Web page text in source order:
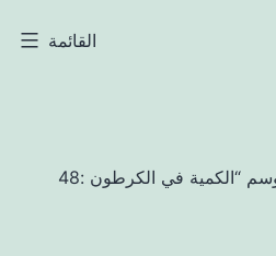
القائمة
/ منتجات تحت الوسم “الكمية في الكرطون :48